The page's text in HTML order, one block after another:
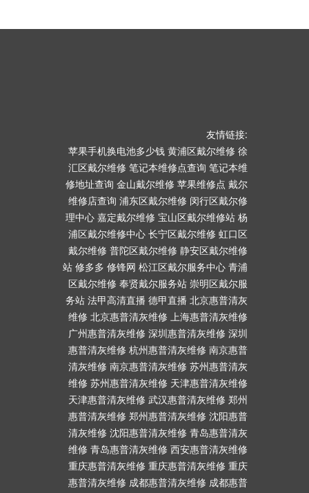
友情链接:
苹果手机换电池多少钱 黄浦区戴尔维修 徐
汇区戴尔维修 笔记本维修点查询 笔记本维
修地址查询 金山戴尔维修 苹果维修点 戴尔
维修店查询 浦东区戴尔维修 闵行区戴尔修
理中心 嘉定戴尔维修 宝山区戴尔维修站 杨
浦区戴尔维修中心 长宁区戴尔维修 虹口区
戴尔维修 普陀区戴尔维修 静安区戴尔维修
站 修多多 修锋网 松江区戴尔服务中心 青浦
区戴尔维修 奉贤戴尔服务站 崇明区戴尔服
务站 法甲高清直播 德甲直播 北京惠普清灰
维修 北京惠普清灰维修 上海惠普清灰维修
广州惠普清灰维修 深圳惠普清灰维修 深圳
惠普清灰维修 杭州惠普清灰维修 南京惠普
清灰维修 南京惠普清灰维修 苏州惠普清灰
维修 苏州惠普清灰维修 天津惠普清灰维修
天津惠普清灰维修 武汉惠普清灰维修 郑州
惠普清灰维修 郑州惠普清灰维修 沈阳惠普
清灰维修 沈阳惠普清灰维修 青岛惠普清灰
维修 青岛惠普清灰维修 西安惠普清灰维修
重庆惠普清灰维修 重庆惠普清灰维修 重庆
惠普清灰维修 成都惠普清灰维修 成都惠普